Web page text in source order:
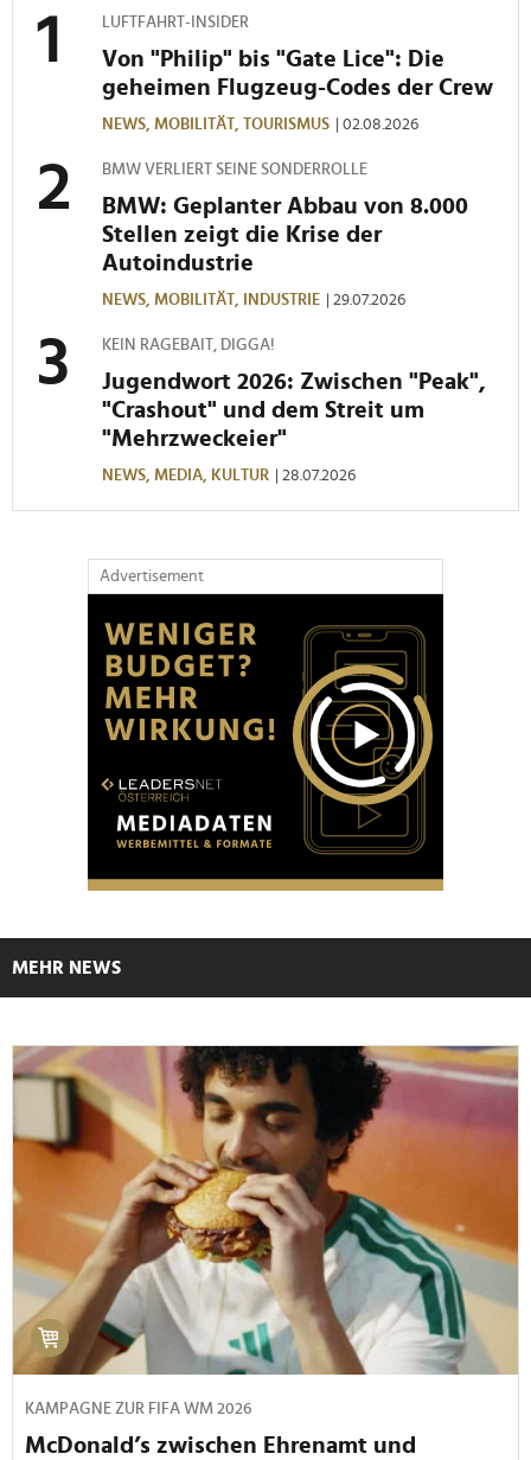
LUFTFAHRT-INSIDER
Von "Philip" bis "Gate Lice": Die
geheimen Flugzeug-Codes der Crew
NEWS, MOBILITÄT, TOURISMUS | 02.08.2026
BMW VERLIERT SEINE SONDERROLLE
BMW: Geplanter Abbau von 8.000
Stellen zeigt die Krise der
Autoindustrie
NEWS, MOBILITÄT, INDUSTRIE | 29.07.2026
KEIN RAGEBAIT, DIGGA!
Jugendwort 2026: Zwischen "Peak",
"Crashout" und dem Streit um
"Mehrzweckeier"
NEWS, MEDIA, KULTUR | 28.07.2026
Advertisement
MEHR NEWS
KAMPAGNE ZUR FIFA WM 2026
McDonald’s zwischen Ehrenamt und